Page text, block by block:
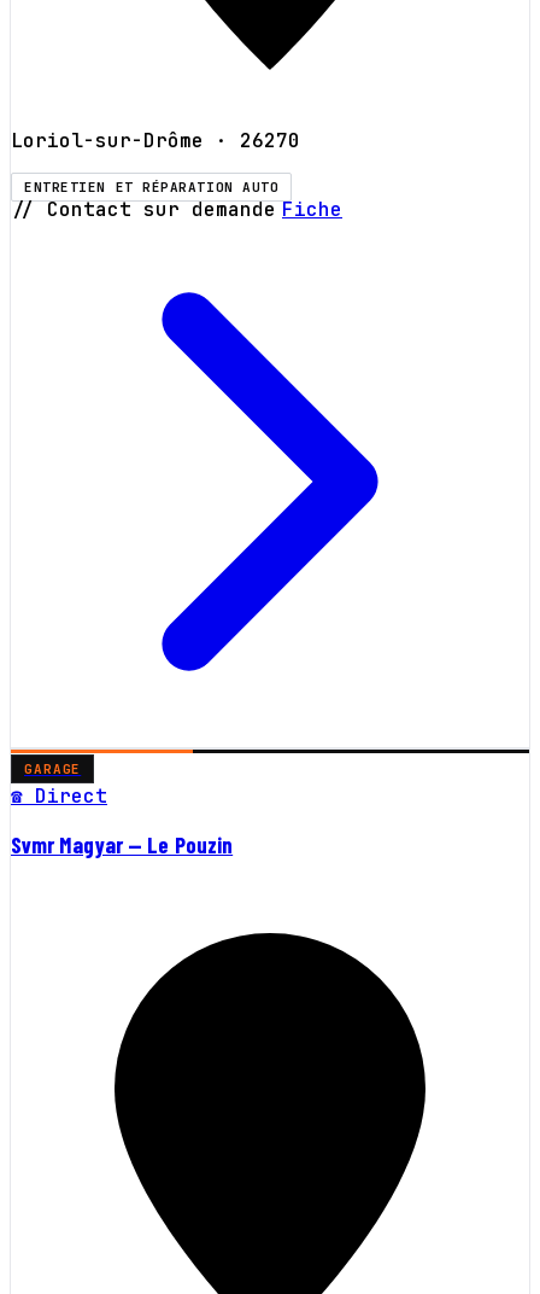
Loriol-sur-Drôme · 26270
ENTRETIEN ET RÉPARATION AUTO
// Contact sur demande Fiche
GARAGE
☎ Direct
Svmr Magyar — Le Pouzin